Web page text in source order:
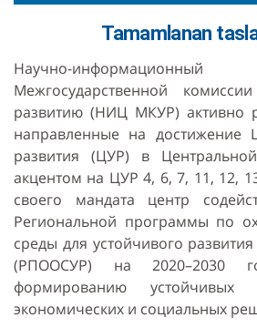
Tamamlanan
Научно-
Межгосударственной
развитию (НИЦ МКУР) активно
направленные на достижение
развития (ЦУР) в
акцентом на ЦУР 4, 6, 7, 11, 12,
своего мандата центр
Региональной программы по
среды для устойчивого
(РПООСУР) на 2020–2030
формированию устойчивых
экономических и социальных